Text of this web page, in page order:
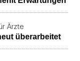
Ärzte
überarbeitet